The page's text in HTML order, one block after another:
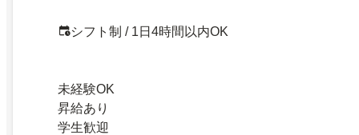
シフト制 / 1日4時間以内OK
未経験OK
昇給あり
学生歓迎